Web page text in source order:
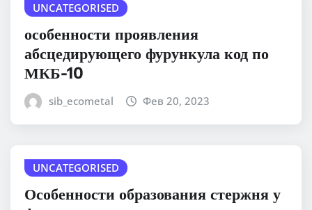
UNCATEGORISED
особенности проявления
абсцедирующего фурункула код по
МКБ-10
sib_ecometal Фев 20, 2023
UNCATEGORISED
Особенности образования стержня у